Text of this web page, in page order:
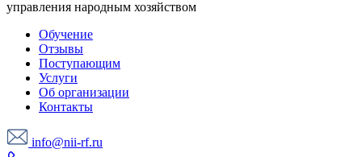
управления народным хозяйством
Обучение
Отзывы
Поступающим
Услуги
Об организации
Контакты
info@nii-rf.ru